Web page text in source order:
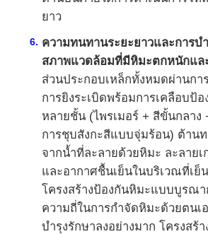
ยาว
ความทนทานระยะยาวและการบ
สภาพแวดล้อมที่มีหิมะตกหนักแล
ส่วนประกอบเหล็กทั้งหมดผ่านกา
การยิงระเบิดพร้อมการเคลือบป้
หลายชั้น (ไพรเมอร์ + สีขั้นกลาง
การชุบสังกะสีแบบจุ่มร้อน) ต้าน
จากน้ำที่ละลายด้วยหิมะ ละลายเ
และอากาศชื้นเย็นในบริเวณที่เย็
โครงสร้างป้องกันหิมะแบบบูรณา
ความถี่ในการกำจัดหิมะด้วยตนเ
บำรุงรักษาลงอย่างมาก โครงสร้า